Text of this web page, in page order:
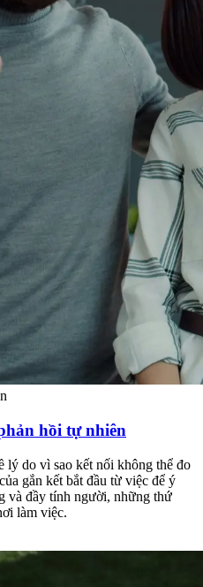
hồi tự nhiên
lý do vì sao kết nối không thể đo
gắn kết bắt đầu từ việc để ý
và đầy tính người, những thứ
làm việc.